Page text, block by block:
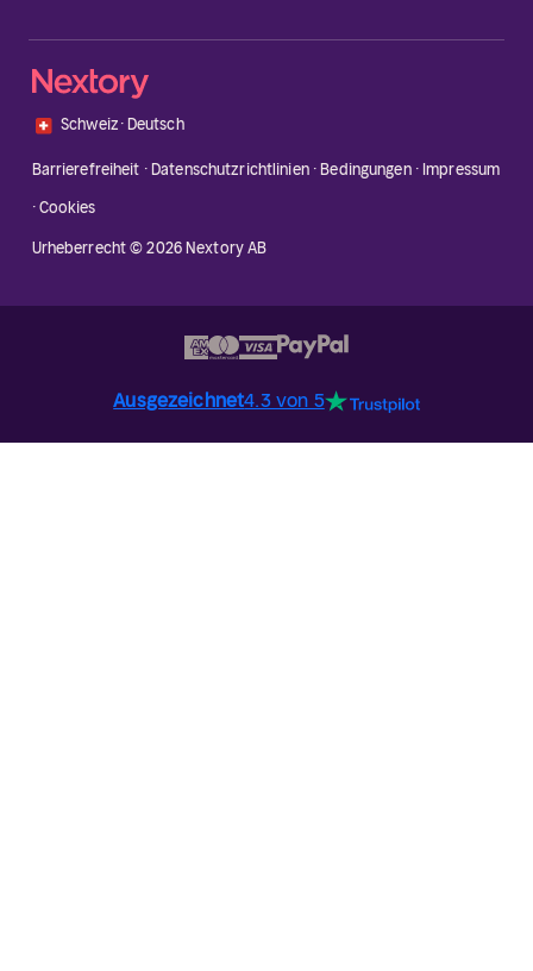
🇨🇭 Schweiz·Deutsch
Barrierefreiheit ·Datenschutzrichtlinien·Bedingungen· Impressum
·Cookies
Urheberrecht © 2026 Nextory AB
Ausgezeichnet4.3 von 5